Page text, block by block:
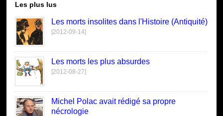
Les plus lus
Les morts insolites dans l'Histoire (Antiquité)
[2012-09-14]
Les morts les plus absurdes
[2012-08-27]
Michel Polac avait rédigé sa propre
nécrologie